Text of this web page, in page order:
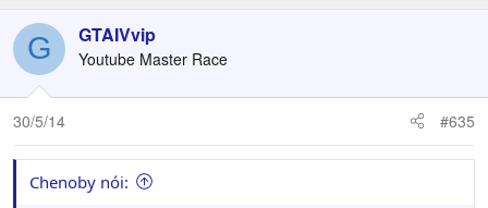
G GTAIVvip
Youtube Master Race
30/5/14 #635
Chenoby nói: